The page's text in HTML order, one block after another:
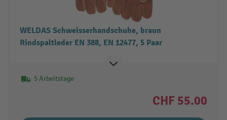
WELDAS Schweisserhandschuhe, braun
Rindspaltleder EN 388, EN 12477, 5 Paar
5 Arbeitstage
CHF 55.00